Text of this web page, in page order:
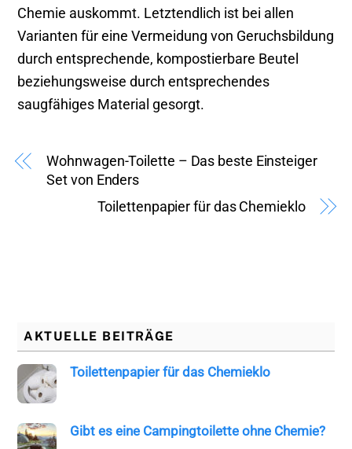
Chemie auskommt. Letztendlich ist bei allen
Varianten für eine Vermeidung von Geruchsbildung
durch entsprechende, kompostierbare Beutel
beziehungsweise durch entsprechendes
saugfähiges Material gesorgt.
Wohnwagen-Toilette – Das beste Einsteiger
Set von Enders
Toilettenpapier für das Chemieklo
AKTUELLE BEITRÄGE
Toilettenpapier für das Chemieklo
Gibt es eine Campingtoilette ohne Chemie?